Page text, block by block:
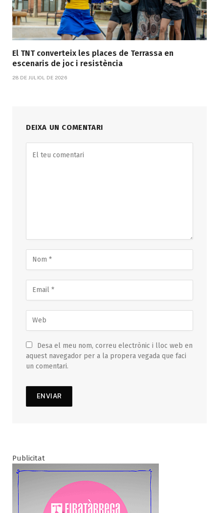
El TNT converteix les places de Terrassa en
escenaris de joc i resistència
28 DE JULIOL DE 2026
DEIXA UN COMENTARI
Desa el meu nom, correu electrònic i lloc web en
aquest navegador per a la propera vegada que faci
un comentari.
Publicitat